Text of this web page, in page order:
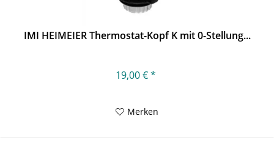
IMI HEIMEIER Thermostat-Kopf K mit 0-Stellung...
19,00 € *
Merken